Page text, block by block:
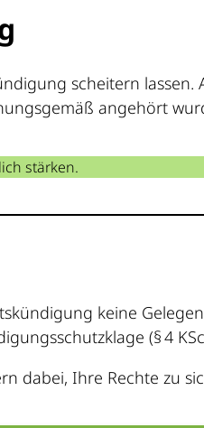
scheitern lassen.
angehört
stärken.
keine
(§ 4
dabei, Ihre Rechte zu